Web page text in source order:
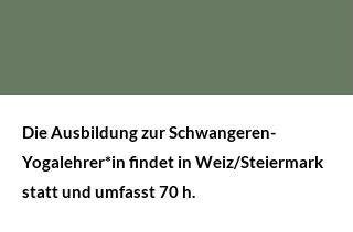
Die Ausbildung zur Schwangeren-
Yogalehrer*in findet in Weiz/Steiermark
statt und umfasst 70 h.